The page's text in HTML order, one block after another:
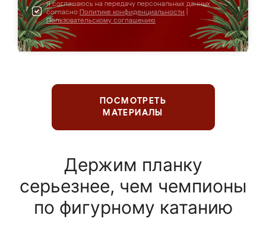
Я соглашаюсь на передачу персональных данных
согласно Политике конфиденциальности
Пользовательскому соглашению
ПОСМОТРЕТЬ
МАТЕРИАЛЫ
Держим планку
серьезнее, чем чемпионы
по фигурному катанию